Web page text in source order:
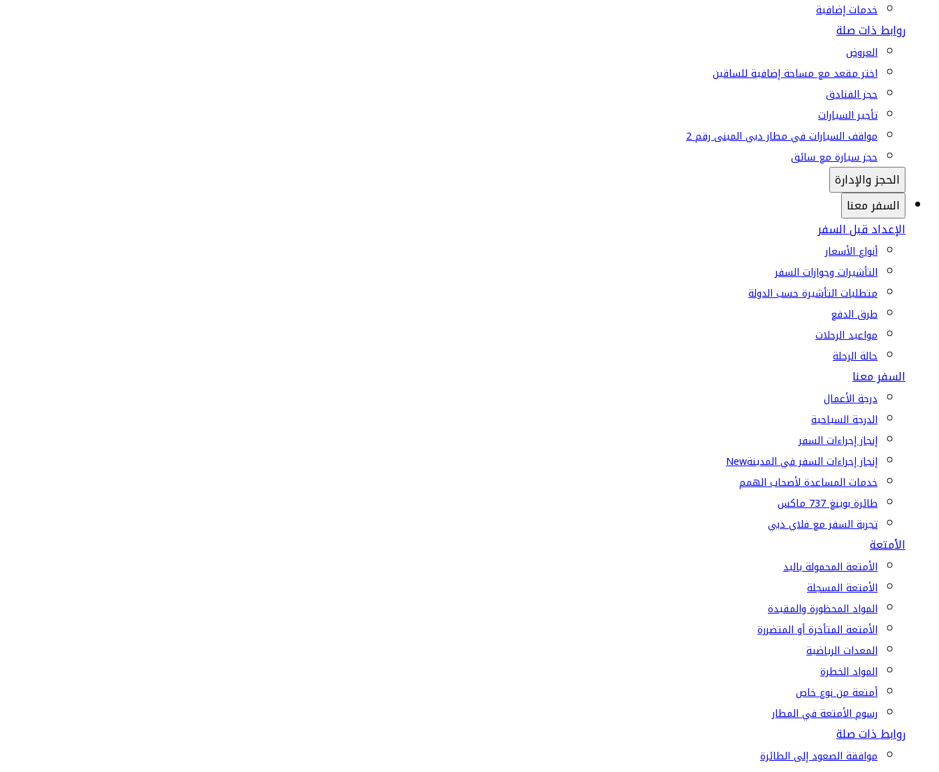
خدمات إضافية
روابط ذات صلة
العروض
اختر مقعد مع مساحة إضافية للساقين
حجز الفنادق
تأجير السيارات
مواقف السيارات في مطار دبي المبنى رقم 2
حجز سيارة مع سائق
الحجز والإدارة
السفر معنا
الإعداد قبل السفر
أنواع الأسعار
التأشيرات وجوازات السفر
متطلبات التأشيرة حسب الدولة
طرق الدفع
مواعيد الرحلات
حالة الرحلة
السفر معنا
درجة الأعمال
الدرجة السياحية
إنجاز إجراءات السفر
إنجاز إجراءات السفر في المدينةNew
خدمات المساعدة لأصحاب الهمم
طائرة بوينغ 737 ماكس
تجربة السفر مع فلاي دبي
الأمتعة
الأمتعة المحمولة باليد
الأمتعة المسجلة
المواد المحظورة والمقيدة
الأمتعة المتأخرة أو المتضررة
المعدات الرياضية
المواد الخطرة
أمتعة من نوع خاص
رسوم الأمتعة في المطار
روابط ذات صلة
موافقة الصعود إلى الطائرة